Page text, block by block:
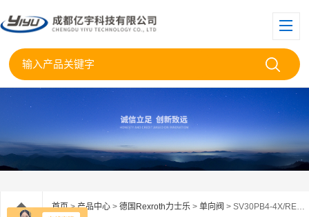
首页>产品中心 > 德国Rexroth力士乐 > 单向阀 > SV30PB4-4X/REXROTH力士乐液控单向阀SV30PB4-4X